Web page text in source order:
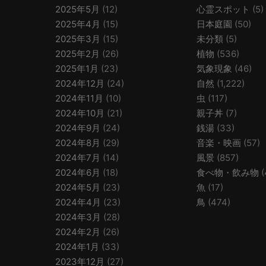
2025年5月 (12)
2025年4月 (15)
2025年3月 (15)
2025年2月 (26)
2025年1月 (23)
2024年12月 (24)
2024年11月 (10)
2024年10月 (21)
2024年9月 (24)
2024年8月 (29)
2024年7月 (14)
2024年6月 (18)
2024年5月 (23)
2024年4月 (23)
2024年3月 (28)
2024年2月 (26)
2024年1月 (33)
2023年12月 (27)
心霊スポット (5)
日本庭園 (50)
未分類 (5)
植物 (536)
気象現象 (46)
自然 (1,222)
虫 (117)
親子丼 (7)
銭湯 (33)
音楽・映画 (57)
風景 (857)
食べ物・飲み物
魚 (17)
鳥 (474)